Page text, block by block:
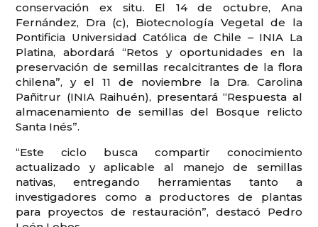
conservación ex situ. El 14 de octubre, Ana
Fernández, Dra (c), Biotecnología Vegetal de la
Pontificia Universidad Católica de Chile – INIA La
Platina, abordará “Retos y oportunidades en la
preservación de semillas recalcitrantes de la flora
chilena”, y el 11 de noviembre la Dra. Carolina
Pañitrur (INIA Raihuén), presentará “Respuesta al
almacenamiento de semillas del Bosque relicto
Santa Inés”.
“Este ciclo busca compartir conocimiento
actualizado y aplicable al manejo de semillas
nativas, entregando herramientas tanto a
investigadores como a productores de plantas
para proyectos de restauración”, destacó Pedro